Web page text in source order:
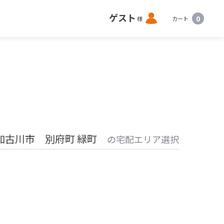
ゲスト 様 ロ
グ
カート 0
川市 別府町 緑町 の宅配エリア選択